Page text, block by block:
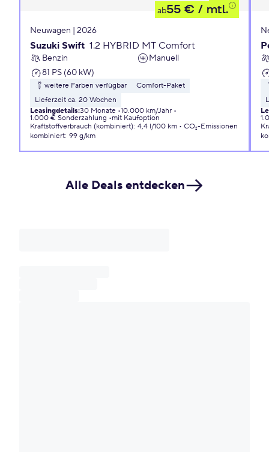
ab55 € / mtl.
Neuwagen | 2026
Suzuki Swift 1.2 HYBRID MT Comfort
Benzin
Manuell
81 PS (60 kW)
weitere Farben verfügbar
Comfort-Paket
Lieferzeit ca. 20 Wochen
Leasingdetails:30 Monate 10.000 km/Jahr
1.000 € Sonderzahlung
mit Kaufoption
Kraftstoffverbrauch (kombiniert): 4,4 l/100 km
CO₂-Emissionen
kombiniert: 99 g/km
Alle Deals entdecken